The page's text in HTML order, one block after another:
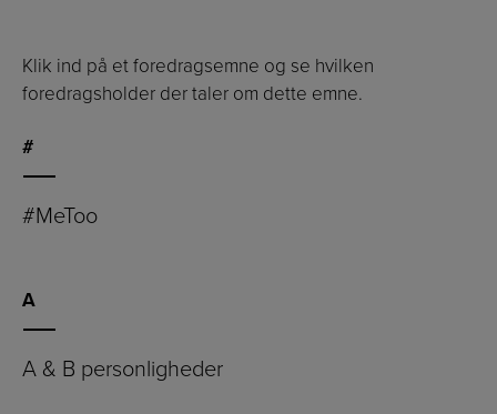
Klik ind på et foredragsemne og se hvilken
foredragsholder der taler om dette emne.
#
#MeToo
A
A & B personligheder